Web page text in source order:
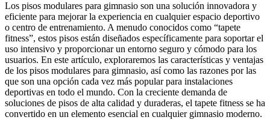
Los pisos modulares para gimnasio son una solución innovadora y
eficiente para mejorar la experiencia en cualquier espacio deportivo
o centro de entrenamiento. A menudo conocidos como “tapete
fitness”, estos pisos están diseñados específicamente para soportar el
uso intensivo y proporcionar un entorno seguro y cómodo para los
usuarios. En este artículo, exploraremos las características y ventajas
de los pisos modulares para gimnasio, así como las razones por las
que son una opción cada vez más popular para instalaciones
deportivas en todo el mundo. Con la creciente demanda de
soluciones de pisos de alta calidad y duraderas, el tapete fitness se ha
convertido en un elemento esencial en cualquier gimnasio moderno.